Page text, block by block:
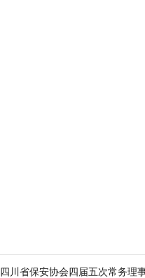
四川省保安协会四届五次常务理